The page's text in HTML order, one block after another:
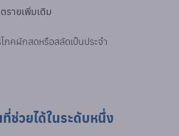
รายเพิ่มเติม
ภคผักสดหรือสลัดเป็นประจำ
ช่วยได้ในระดับหนึ่ง